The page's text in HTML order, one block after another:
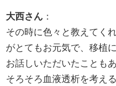
大西さん：
その時に色々と教えてく
がとてもお元気で、移植
お話しいただいたことも
そろそろ血液透析を考え